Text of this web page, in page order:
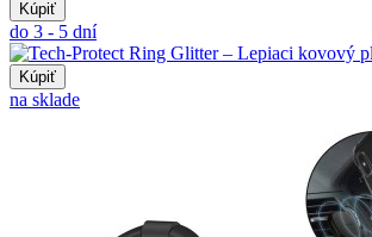
Kúpiť
do 3 - 5 dní
Kúpiť
na sklade